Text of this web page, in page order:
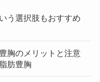
う選択肢もおすすめ
胸のメリットと注意
肪豊胸